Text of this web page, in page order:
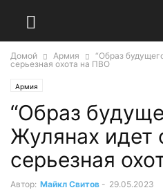
Домой Армия
“Образ
серьезная охота на ПВО
Армия
“Образ
Жулянах идет
серьезная
Автор: Майкл Свитов - 29.05.2023